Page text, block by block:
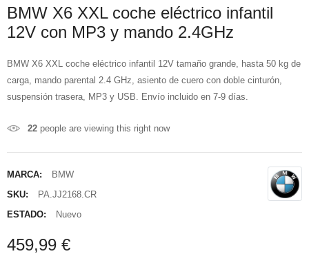
BMW X6 XXL coche eléctrico infantil
12V con MP3 y mando 2.4GHz
BMW X6 XXL coche eléctrico infantil 12V tamaño grande, hasta 50 kg de
carga, mando parental 2.4 GHz, asiento de cuero con doble cinturón,
suspensión trasera, MP3 y USB. Envío incluido en 7-9 días.
22 people are viewing this right now
MARCA:
BMW
SKU:
PA.JJ2168.CR
ESTADO:
Nuevo
459,99 €